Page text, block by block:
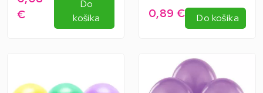
€
Do
košíka
0,89 € Do košíka